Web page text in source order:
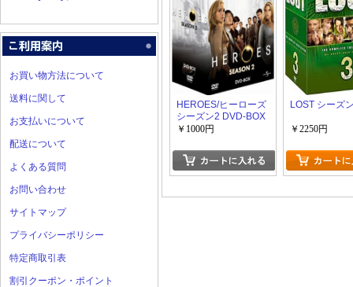
お買い物方法について
送料に関して
お支払いについて
配送について
よくある質問
お問い合わせ
サイトマップ
プライバシーポリシー
特定商取引表
割引クーポン・ポイント
HEROES/ヒーローズ
シーズン2 DVD-BOX
￥1000円
LOST シーズ
￥2250円